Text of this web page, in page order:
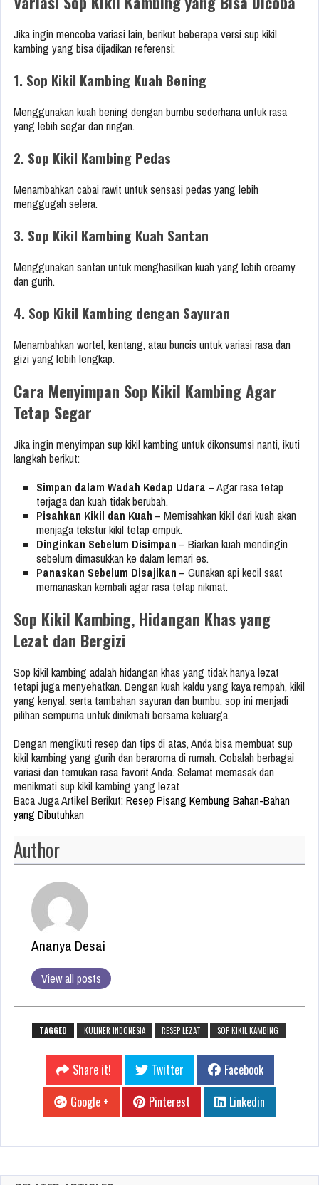
Jika ingin mencoba variasi lain, berikut beberapa versi sup kikil
kambing yang bisa dijadikan referensi:
1. Sop Kikil Kambing Kuah Bening
Menggunakan kuah bening dengan bumbu sederhana untuk rasa
yang lebih segar dan ringan.
2. Sop Kikil Kambing Pedas
Menambahkan cabai rawit untuk sensasi pedas yang lebih
menggugah selera.
3. Sop Kikil Kambing Kuah Santan
Menggunakan santan untuk menghasilkan kuah yang lebih creamy
dan gurih.
4. Sop Kikil Kambing dengan Sayuran
Menambahkan wortel, kentang, atau buncis untuk variasi rasa dan
gizi yang lebih lengkap.
Cara Menyimpan Sop Kikil Kambing Agar
Tetap Segar
Jika ingin menyimpan sup kikil kambing untuk dikonsumsi nanti, ikuti
langkah berikut:
Simpan dalam Wadah Kedap Udara – Agar rasa tetap
terjaga dan kuah tidak berubah.
Pisahkan Kikil dan Kuah – Memisahkan kikil dari kuah akan
menjaga tekstur kikil tetap empuk.
Dinginkan Sebelum Disimpan – Biarkan kuah mendingin
sebelum dimasukkan ke dalam lemari es.
Panaskan Sebelum Disajikan – Gunakan api kecil saat
memanaskan kembali agar rasa tetap nikmat.
Sop Kikil Kambing, Hidangan Khas yang
Lezat dan Bergizi
Sop kikil kambing adalah hidangan khas yang tidak hanya lezat
tetapi juga menyehatkan. Dengan kuah kaldu yang kaya rempah, kikil
yang kenyal, serta tambahan sayuran dan bumbu, sop ini menjadi
pilihan sempurna untuk dinikmati bersama keluarga.
Dengan mengikuti resep dan tips di atas, Anda bisa membuat sup
kikil kambing yang gurih dan beraroma di rumah. Cobalah berbagai
variasi dan temukan rasa favorit Anda. Selamat memasak dan
menikmati sup kikil kambing yang lezat
Baca Juga Artikel Berikut: Resep Pisang Kembung Bahan-Bahan
yang Dibutuhkan
Author
Ananya Desai
View all posts
TAGGED KULINER INDONESIA RESEP LEZAT SOP KIKIL KAMBING
Share it! Twitter
Facebook
Google +
Pinterest Linkedin